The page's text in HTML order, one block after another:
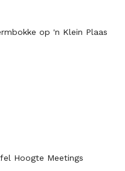
op 'n Klein Plaas
Hoogte Meetings